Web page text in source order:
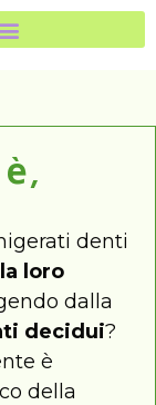
denti
loro
dalla
decidui?
è
della